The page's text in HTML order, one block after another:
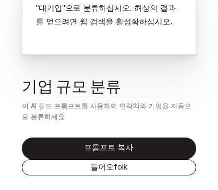
"대기업"으로 분류하십시오. 최상의 결과
를 얻으려면 웹 검색을 활성화하십시오.
기업 규모 분류
이 AI 필드 프롬프트를 사용하여 연락처와 기업을 자동으
로 분류하세요
프롬프트 복사
들어오folk